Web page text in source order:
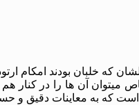
ساله که با توجه به شغلشان که
آن ها را در کنار هم
که به معاینات دقیق و